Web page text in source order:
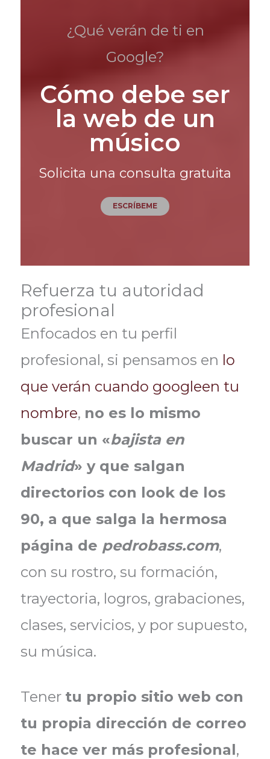
¿Qué verán de ti en
Google?
Cómo debe ser
la web de un
músico
Solicita una consulta gratuita
ESCRÍBEME
Refuerza tu autoridad
profesional
Enfocados en tu perfil
profesional, si pensamos en lo
que verán cuando googleen tu
nombre, no es lo mismo
buscar un «bajista en
Madrid» y que salgan
directorios con look de los
90, a que salga la hermosa
página de pedrobass.com,
con su rostro, su formación,
trayectoria, logros, grabaciones,
clases, servicios, y por supuesto,
su música.
Tener tu propio sitio web con
tu propia dirección de correo
te hace ver más profesional,